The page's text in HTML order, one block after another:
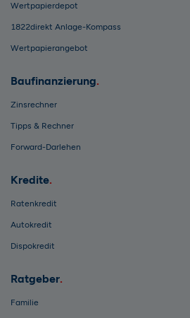
Wertpapierdepot
1822direkt Anlage-Kompass
Wertpapierangebot
Baufinanzierung
Zinsrechner
Tipps & Rechner
Forward-Darlehen
Kredite
Ratenkredit
Autokredit
Dispokredit
Ratgeber
Familie